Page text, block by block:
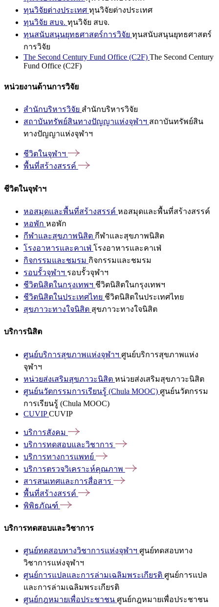
ทุนวิจัยต่างประเทศ ทุนวิจัยต่างประเทศ
ทุนวิจัย สบจ. ทุนวิจัย สบจ.
ทุนสนับสนุนยุทธศาสตร์การวิจัย ทุนสนับสนุนยุทธศาสตร์
การวิจัย
The Second Century Fund Office (C2F) The Second Century
Fund Office (C2F)
หน่วยงานด้านการวิจัย
สำนักบริหารวิจัย สำนักบริหารวิจัย
สถาบันทรัพย์สินทางปัญญาแห่งจุฬาฯ สถาบันทรัพย์สิน
ทางปัญญาแห่งจุฬาฯ
ชีวิตในจุฬาฯ
พื้นที่สร้างสรรค์
ชีวิตในจุฬาฯ
หอสมุดและพื้นที่สร้างสรรค์ หอสมุดและพื้นที่สร้างสรรค์
หอพัก หอพัก
กีฬาและสุขภาพนิสิต กีฬาและสุขภาพนิสิต
โรงอาหารและคาเฟ่ โรงอาหารและคาเฟ่
กิจกรรมและชมรม กิจกรรมและชมรม
รอบรั้วจุฬาฯ รอบรั้วจุฬาฯ
ชีวิตนิสิตในกรุงเทพฯ ชีวิตนิสิตในกรุงเทพฯ
ชีวิตนิสิตในประเทศไทย ชีวิตนิสิตในประเทศไทย
สุขภาวะทางใจนิสิต สุขภาวะทางใจนิสิต
บริการนิสิต
ศูนย์บริการสุขภาพแห่งจุฬาฯ ศูนย์บริการสุขภาพแห่ง
จุฬาฯ
หน่วยส่งเสริมสุขภาวะนิสิต หน่วยส่งเสริมสุขภาวะนิสิต
ศูนย์นวัตกรรมการเรียนรู้ (Chula MOOC) ศูนย์นวัตกรรม
การเรียนรู้ (Chula MOOC)
CUVIPCUVIP
บริการสังคม
บริการทดสอบและวิชาการ
บริการทางการแพทย์
บริการตรวจวิเคราะห์คุณภาพ
สารสนเทศและการสื่อสาร
พื้นที่สร้างสรรค์
พิพิธภัณฑ์
บริการทดสอบและวิชาการ
ศูนย์ทดสอบทางวิชาการแห่งจุฬาฯ ศูนย์ทดสอบทาง
วิชาการแห่งจุฬาฯ
ศูนย์การแปลและการล่ามเฉลิมพระเกียรติ ศูนย์การแปล
และการล่ามเฉลิมพระเกียรติ
ศูนย์กฎหมายเพื่อประชาชน ศูนย์กฎหมายเพื่อประชาชน